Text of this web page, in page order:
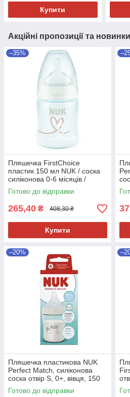
Купити
Акційні пропозиції та новинки
–35%
Пляшечка FirstChoice
пластик 150 мл NUK / соска
силіконова 0-6 місяців /
температурний контроль
Серця
Готово до відправки
265,40 ₴ 408,30 ₴
Купити
мл
–20%
Пляшечка пластикова NUK
Perfect Match, силіконова
соска отвір S, 0+, вівця, 150
мл
Готово до відправки